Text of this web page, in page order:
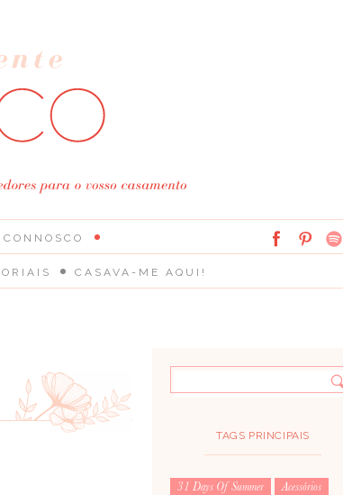
CASAVA-ME AQUI!
TAGS PRINCIPAIS
31 Days Of Summer
Acessórios